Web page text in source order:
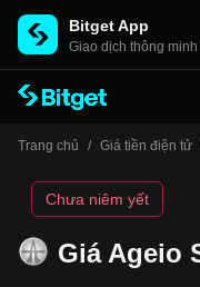
Bitget App
Giao dịch thông
Trang chủ / Giá tiền điện tử
Giá Ageio
Chưa niêm yết